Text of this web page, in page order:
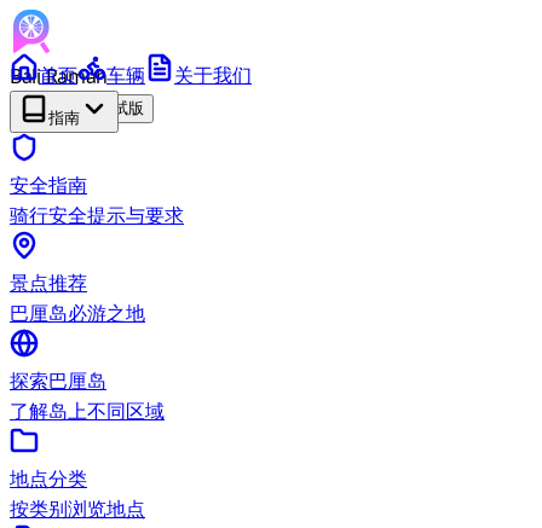
Bali Ramah
RENTAL 测试版
首页 车辆 关于我们
指南
安全指南
骑行安全提示与要求
景点推荐
巴厘岛必游之地
探索巴厘岛
了解岛上不同区域
地点分类
按类别浏览地点